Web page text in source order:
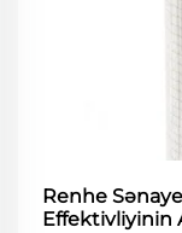
Renhe
Effektivliyinin